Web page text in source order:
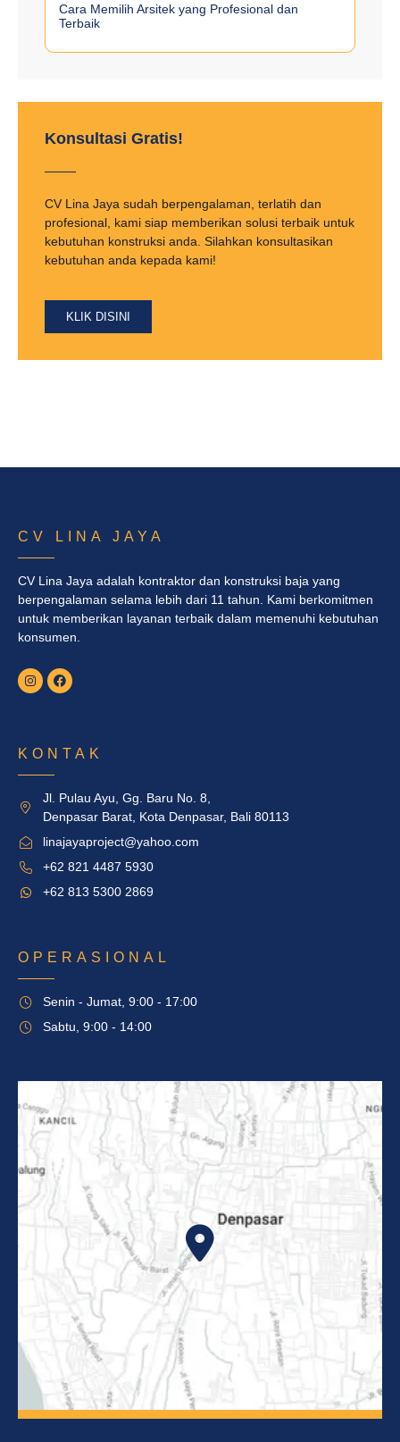
Cara Memilih Arsitek yang Profesional dan
Terbaik
Konsultasi Gratis!
CV Lina Jaya sudah berpengalaman, terlatih dan
profesional, kami siap memberikan solusi terbaik untuk
kebutuhan konstruksi anda. Silahkan konsultasikan
kebutuhan anda kepada kami!
KLIK DISINI
CV LINA JAYA
CV Lina Jaya adalah kontraktor dan konstruksi baja yang
berpengalaman selama lebih dari 11 tahun. Kami berkomitmen
untuk memberikan layanan terbaik dalam memenuhi kebutuhan
konsumen.
KONTAK
Jl. Pulau Ayu, Gg. Baru No. 8,
Denpasar Barat, Kota Denpasar, Bali 80113
linajayaproject@yahoo.com
+62 821 4487 5930
+62 813 5300 2869
OPERASIONAL
Senin - Jumat, 9:00 - 17:00
Sabtu, 9:00 - 14:00